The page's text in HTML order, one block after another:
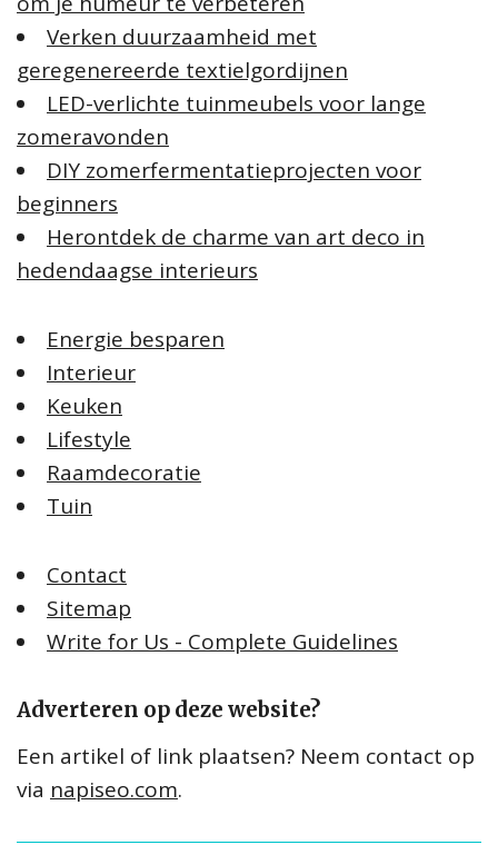
Verken duurzaamheid met
geregenereerde textielgordijnen
LED-verlichte tuinmeubels voor lange
zomeravonden
DIY zomerfermentatieprojecten voor
beginners
Herontdek de charme van art deco in
hedendaagse interieurs
Energie besparen
Interieur
Keuken
Lifestyle
Raamdecoratie
Tuin
Contact
Sitemap
Write for Us - Complete Guidelines
Adverteren op deze website?
Een artikel of link plaatsen? Neem contact op
via napiseo.com.